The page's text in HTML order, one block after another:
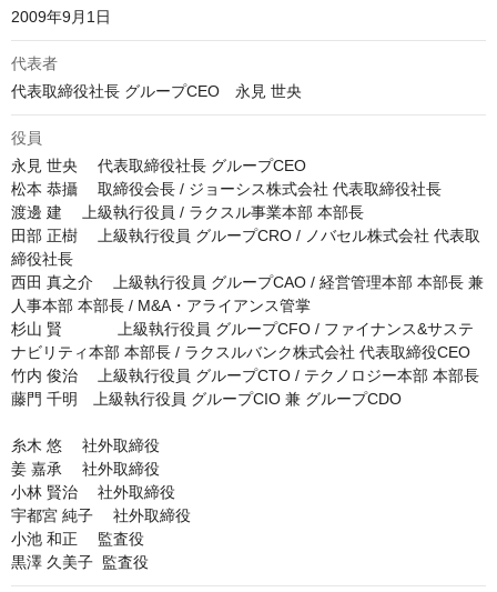
2009年9月1日
代表者
代表取締役社長 グループCEO　永見 世央
役員
永見 世央 　代表取締役社長 グループCEO
松本 恭攝 　取締役会長 / ジョーシス株式会社 代表取締役社長
渡邊 建 　上級執行役員 / ラクスル事業本部 本部長
田部 正樹 　上級執行役員 グループCRO / ノバセル株式会社 代表取
締役社長
西田 真之介 　上級執行役員 グループCAO / 経営管理本部 本部長 兼
人事本部 本部長 / M&A・アライアンス管掌
杉山 賢 　        上級執行役員 グループCFO / ファイナンス&サステ
ナビリティ本部 本部長 / ラクスルバンク株式会社 代表取締役CEO
竹内 俊治 　上級執行役員 グループCTO / テクノロジー本部 本部長
藤門 千明　上級執行役員 グループCIO 兼 グループCDO
糸木 悠 　社外取締役
姜 嘉承 　社外取締役
小林 賢治 　社外取締役
宇都宮 純子 　社外取締役
小池 和正 　監査役
黒澤 久美子  監査役